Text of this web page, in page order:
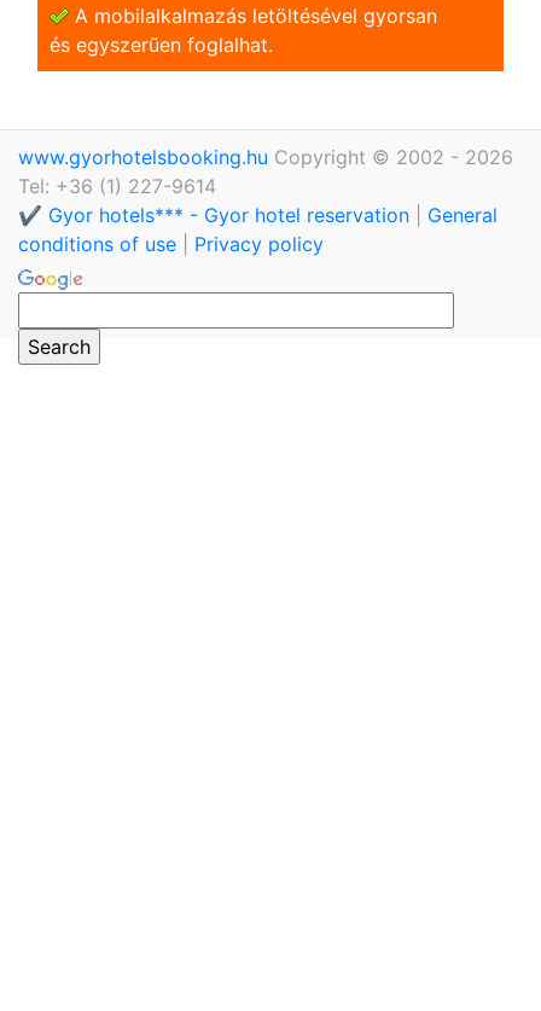
A mobilalkalmazás letöltésével gyorsan
és egyszerũen foglalhat.
www.gyorhotelsbooking.hu Copyright © 2002 - 2026
Tel: +36 (1) 227-9614
✔️ Gyor hotels*** - Gyor hotel reservation
General
conditions of use
Privacy policy